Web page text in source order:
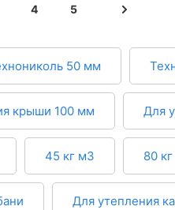
4 5
50 мм
крыши 100 мм Для
45 кг м3 80
Для утепления